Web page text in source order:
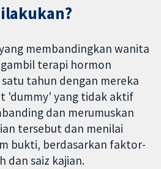
membandingkan wanita
terapi hormon
tahun dengan mereka
'dummy' yang tidak aktif
dan merumuskan
tersebut dan menilai
bukti, berdasarkan faktor-
dan saiz kajian.